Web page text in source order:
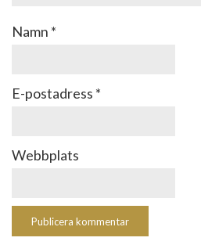
Namn *
E-postadress *
Webbplats